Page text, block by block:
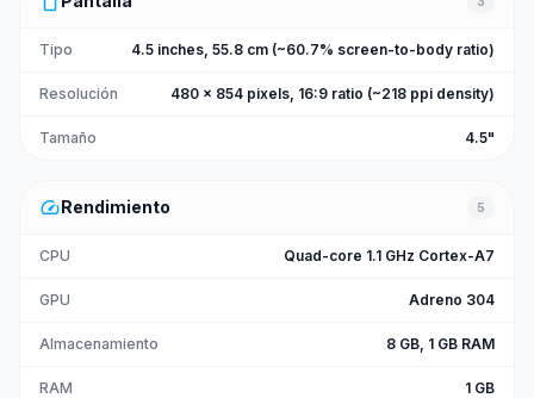
Tipo 4.5 inches, 55.8 cm (~60.7% screen-to-body ratio)
Resolución 480 x 854 pixels, 16:9 ratio (~218 ppi density)
Tamaño 4.5"
speedRendimiento 5
CPU Quad-core 1.1 GHz Cortex-A7
GPU Adreno 304
Almacenamiento 8 GB, 1 GB RAM
RAM 1 GB